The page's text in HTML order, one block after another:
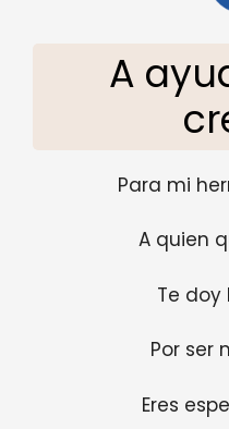
A
Para mi
A quien
Te doy
Por ser
Eres